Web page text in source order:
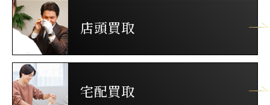
店頭買取
宅配買取